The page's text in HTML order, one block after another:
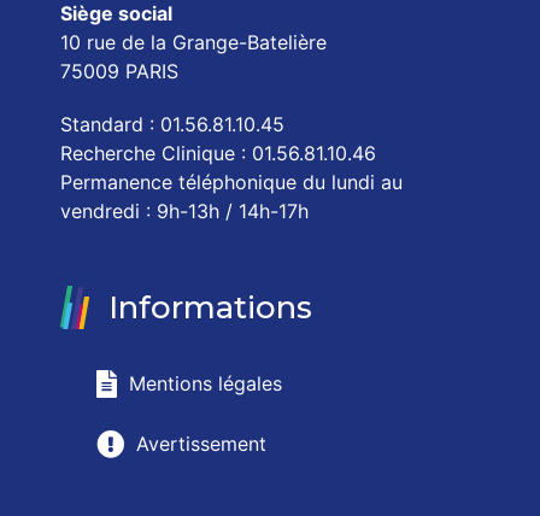
Siège social
10 rue de la Grange-Batelière
75009 PARIS
Standard : 01.56.81.10.45
Recherche Clinique : 01.56.81.10.46
Permanence téléphonique du lundi au
vendredi : 9h-13h / 14h-17h
Informations
Mentions légales
Avertissement